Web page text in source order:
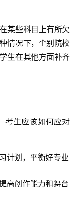
某些科目上有所欠
情况下，个别院校
生在其他方面补齐
考生应该如何应对
计划，平衡好专业
高创作能力和舞台